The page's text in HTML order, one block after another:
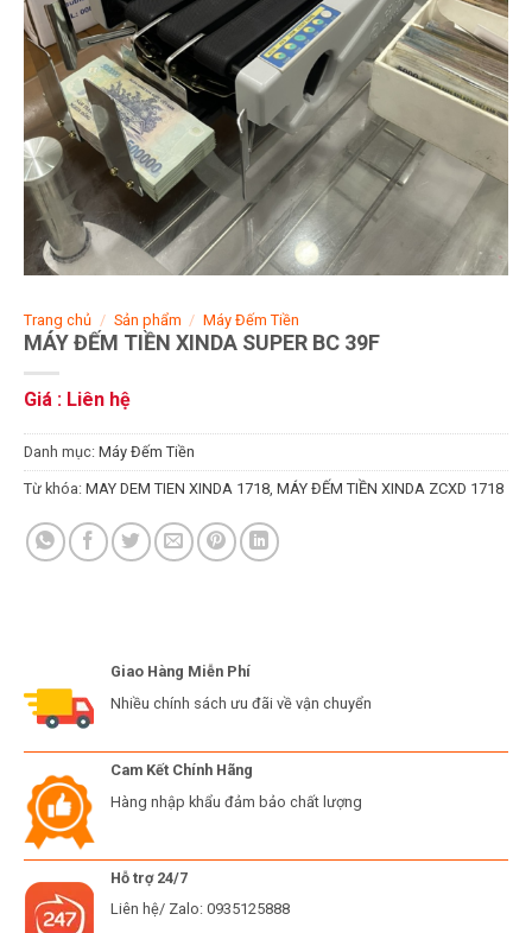
Trang chủ / Sản phẩm / Máy Đếm Tiền
MÁY ĐẾM TIỀN XINDA SUPER BC 39F
Giá : Liên hệ
Danh mục: Máy Đếm Tiền
Từ khóa: MAY DEM TIEN XINDA 1718, MÁY ĐẾM TIỀN XINDA ZCXD 1718
Giao Hàng Miễn Phí
Nhiều chính sách ưu đãi về vận chuyển
Cam Kết Chính Hãng
Hàng nhập khẩu đảm bảo chất lượng
Hỗ trợ 24/7
Liên hệ/ Zalo: 0935125888